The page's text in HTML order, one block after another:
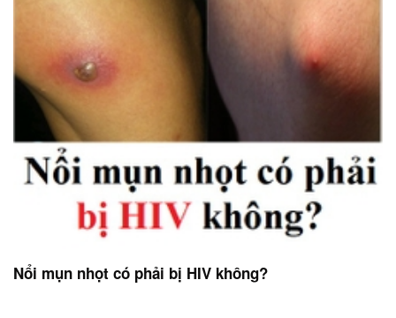
Nổi mụn nhọt có phải bị HIV không?